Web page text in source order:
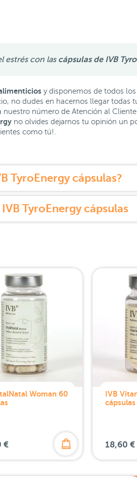
estrés con las cápsulas de IVB
y disponemos de todos
no dudes en hacernos llegar todas
nuestro número de Atención al
no olvides dejarnos tu opinión un
como tú!.
TyroEnergy cápsulas?
TyroEnergy cápsulas
Woman 60
€
IVB
cápsulas
18,60 €